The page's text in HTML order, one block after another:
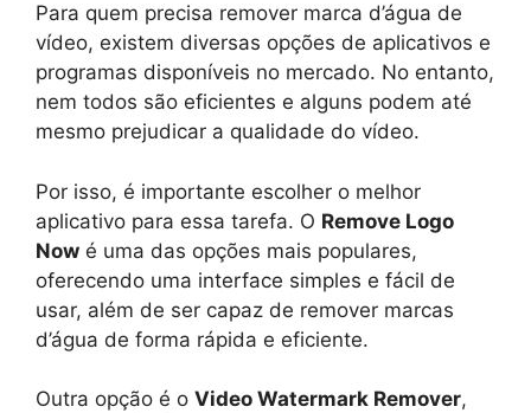
Para quem precisa remover marca d’água de
vídeo, existem diversas opções de aplicativos e
programas disponíveis no mercado. No entanto,
nem todos são eficientes e alguns podem até
mesmo prejudicar a qualidade do vídeo.
Por isso, é importante escolher o melhor
aplicativo para essa tarefa. O Remove Logo
Now é uma das opções mais populares,
oferecendo uma interface simples e fácil de
usar, além de ser capaz de remover marcas
d’água de forma rápida e eficiente.
Outra opção é o Video Watermark Remover,